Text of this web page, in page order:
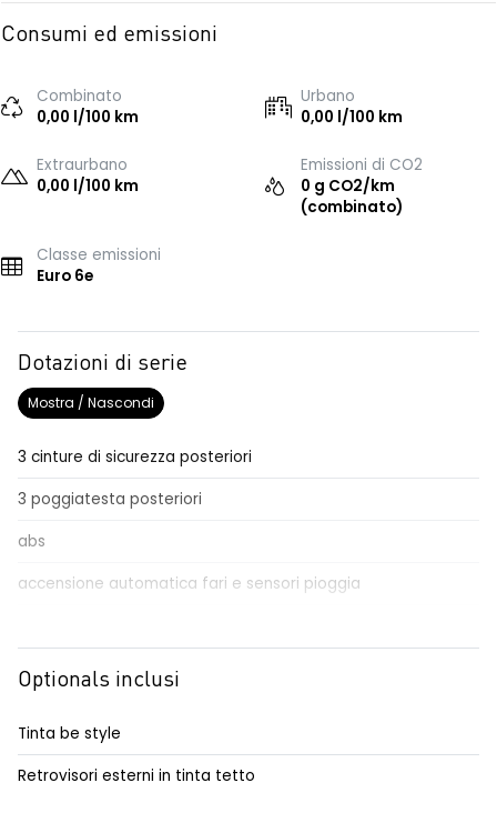
Consumi ed emissioni
Combinato
0,00 l/100 km
Urbano
0,00 l/100 km
Extraurbano
0,00 l/100 km
Emissioni di CO2
0 g CO2/km
(combinato)
Classe emissioni
Euro 6e
Dotazioni di serie
Mostra / Nascondi
3 cinture di sicurezza posteriori
3 poggiatesta posteriori
abs
accensione automatica fari e sensori pioggia
Aggiornamento del sistema, incluso per 5 anni
airbag laterali a tendina anteriori e posteriori
Optionals inclusi
Tinta be style
Retrovisori esterni in tinta tetto